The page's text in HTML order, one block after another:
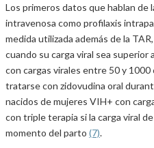
Los primeros datos que hablan de
intravenosa como profilaxis
medida utilizada además de la
cuando su carga viral sea superior
con cargas virales entre 50 y 1000
tratarse con zidovudina oral
nacidos de mujeres VIH+ con
con triple terapia si la carga viral
momento del parto (7).